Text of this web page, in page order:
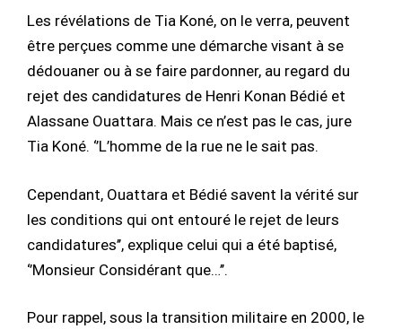
Les révélations de Tia Koné, on le verra, peuvent
être perçues comme une démarche visant à se
dédouaner ou à se faire pardonner, au regard du
rejet des candidatures de Henri Konan Bédié et
Alassane Ouattara. Mais ce n’est pas le cas, jure
Tia Koné. ‘’L’homme de la rue ne le sait pas.
Cependant, Ouattara et Bédié savent la vérité sur
les conditions qui ont entouré le rejet de leurs
candidatures’’, explique celui qui a été baptisé,
‘’Monsieur Considérant que…’’.
Pour rappel, sous la transition militaire en 2000, le